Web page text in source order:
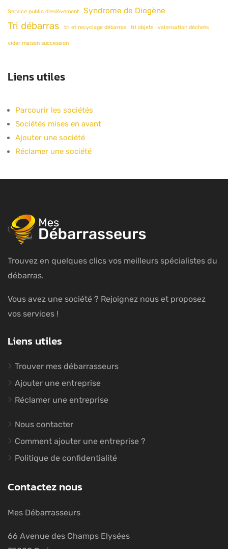
Service public d'enlèvement Syndrome de Diogène
Tri débarras tri et recyclage débarras tri objets valorisation déchets
vider maison succession
Liens utiles
Parcourir les sociétés
Sociétés mises en avant
Ajouter une société
Réclamer une société
Trouvez en quelques clics vos meilleurs spécialistes du
débarras.
Vous avez une société ? Rejoignez nous et proposez
vos services !
Liens utiles
Trouver mes débarrasseurs
Ajouter une entreprise
Réclamer une entreprise
Nous contacter
Comment ajouter une entreprise ?
Politique de confidentialité
Contactez nous
Mes Débarrasseurs
66 Avenue des Champs Elysées